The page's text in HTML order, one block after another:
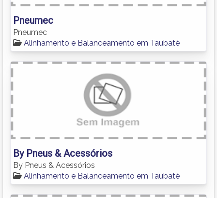
Pneumec
Pneumec
Alinhamento e Balanceamento em Taubaté
By Pneus & Acessórios
By Pneus & Acessórios
Alinhamento e Balanceamento em Taubaté